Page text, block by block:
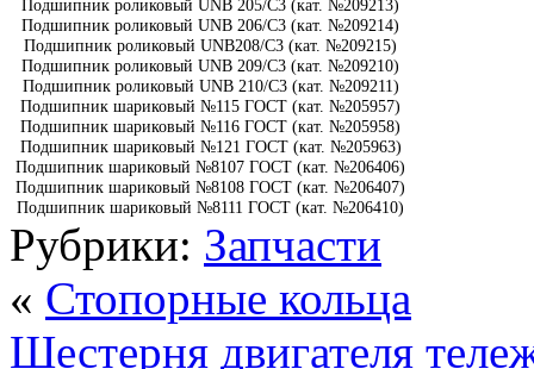
Подшипник роликовый UNB 205/С3 (кат. №209213)
Подшипник роликовый UNB 206/С3 (кат. №209214)
Подшипник роликовый UNB208/С3 (кат. №209215)
Подшипник роликовый UNB 209/С3 (кат. №209210)
Подшипник роликовый UNB 210/С3 (кат. №209211)
Подшипник шариковый №115 ГОСТ (кат. №205957)
Подшипник шариковый №116 ГОСТ (кат. №205958)
Подшипник шариковый №121 ГОСТ (кат. №205963)
Подшипник шариковый №8107 ГОСТ (кат. №206406)
Подшипник шариковый №8108 ГОСТ (кат. №206407)
Подшипник шариковый №8111 ГОСТ (кат. №206410)
Рубрики: Запчасти
« Стопорные кольца
Шестерня двигателя